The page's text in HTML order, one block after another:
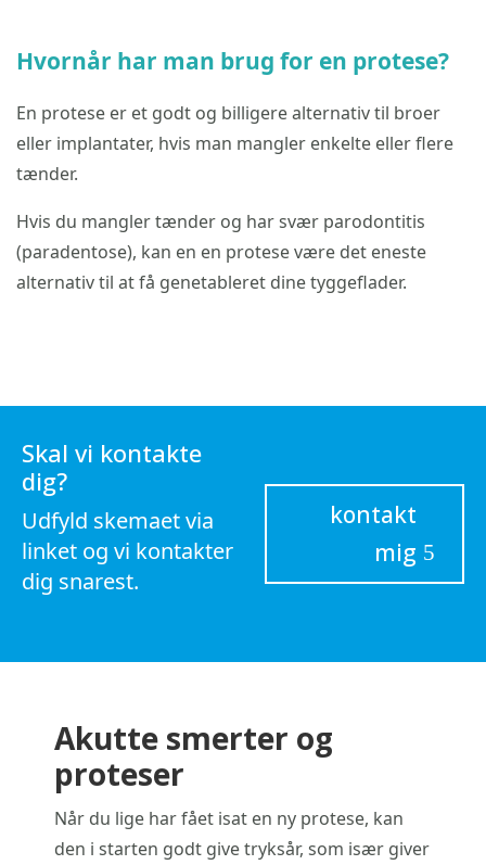
Hvornår har man brug for en protese?
En protese er et godt og billigere alternativ til broer
eller implantater, hvis man mangler enkelte eller flere
tænder.
Hvis du mangler tænder og har svær parodontitis
(paradentose), kan en en protese være det eneste
alternativ til at få genetableret dine tyggeflader.
Skal vi kontakte
dig?
Udfyld skemaet via
linket og vi kontakter
dig snarest.
kontakt
mig
Akutte smerter og
proteser
Når du lige har fået isat en ny protese, kan
den i starten godt give tryksår, som især giver